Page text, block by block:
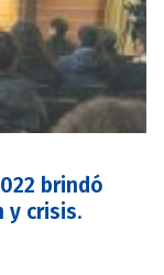
brindó
y crisis.